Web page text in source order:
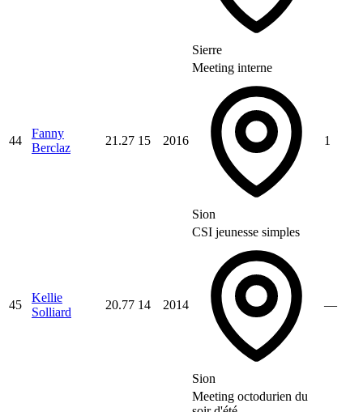
Sierre
44
Fanny
Berclaz
21.27 15 2016
Meeting interne
Sion
1
45
Kellie
Solliard
20.77 14 2014
CSI jeunesse simples
Sion
—
Meeting octodurien du